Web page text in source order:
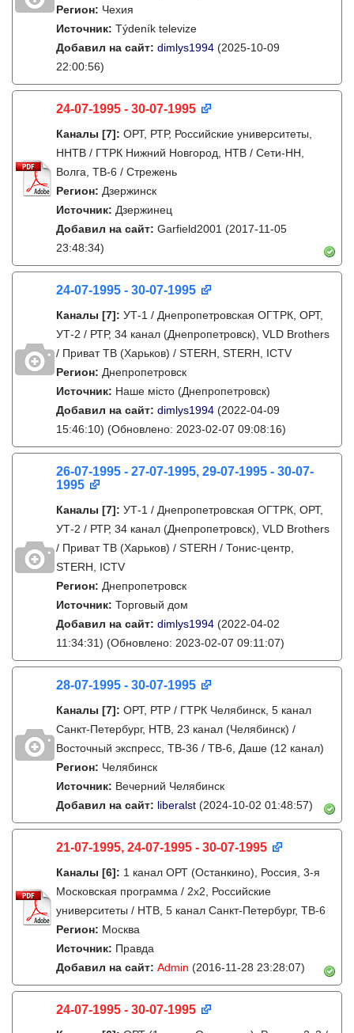
Регион: Чехия
Источник: Týdeník televize
Добавил на сайт: dimlys1994 (2025-10-09
22:00:56)
24-07-1995 - 30-07-1995
Каналы [7]: ОРТ, РТР, Российские университеты,
ННТВ / ГТРК Нижний Новгород, НТВ / Сети-НН,
Волга, ТВ-6 / Стрежень
Регион: Дзержинск
Источник: Дзержинец
Добавил на сайт: Garfield2001 (2017-11-05
23:48:34)
24-07-1995 - 30-07-1995
Каналы [7]: УТ-1 / Днепропетровская ОГТРК, ОРТ,
УТ-2 / РТР, 34 канал (Днепропетровск), VLD Brothers
/ Приват ТВ (Харьков) / STERH, STERH, ICTV
Регион: Днепропетровск
Источник: Наше місто (Днепропетровск)
Добавил на сайт: dimlys1994 (2022-04-09
15:46:10) (Обновлено: 2023-02-07 09:08:16)
26-07-1995 - 27-07-1995, 29-07-1995 - 30-07-
1995
Каналы [7]: УТ-1 / Днепропетровская ОГТРК, ОРТ,
УТ-2 / РТР, 34 канал (Днепропетровск), VLD Brothers
/ Приват ТВ (Харьков) / STERH / Тонис-центр,
STERH, ICTV
Регион: Днепропетровск
Источник: Торговый дом
Добавил на сайт: dimlys1994 (2022-04-02
11:34:31) (Обновлено: 2023-02-07 09:11:07)
28-07-1995 - 30-07-1995
Каналы [7]: ОРТ, РТР / ГТРК Челябинск, 5 канал
Санкт-Петербург, НТВ, 23 канал (Челябинск) /
Восточный экспресс, ТВ-36 / ТВ-6, Даше (12 канал)
Регион: Челябинск
Источник: Вечерний Челябинск
Добавил на сайт: liberalst (2024-10-02 01:48:57)
21-07-1995, 24-07-1995 - 30-07-1995
Каналы [6]: 1 канал ОРТ (Останкино), Россия, 3-я
Московская программа / 2x2, Российские
университеты / НТВ, 5 канал Санкт-Петербург, ТВ-6
Регион: Москва
Источник: Правда
Добавил на сайт: Admin (2016-11-28 23:28:07)
24-07-1995 - 30-07-1995